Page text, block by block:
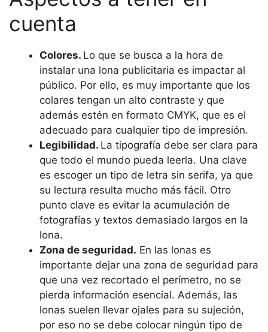
cuenta
Colores. Lo que se busca a la hora de
instalar una lona publicitaria es impactar al
público. Por ello, es muy importante que los
colares tengan un alto contraste y que
además estén en formato CMYK, que es el
adecuado para cualquier tipo de impresión.
Legibilidad. La tipografía debe ser clara para
que todo el mundo pueda leerla. Una clave
es escoger un tipo de letra sin serifa, ya que
su lectura resulta mucho más fácil. Otro
punto clave es evitar la acumulación de
fotografías y textos demasiado largos en la
lona.
Zona de seguridad. En las lonas es
importante dejar una zona de seguridad para
que una vez recortado el perímetro, no se
pierda información esencial. Además, las
lonas suelen llevar ojales para su sujeción,
por eso no se debe colocar ningún tipo de